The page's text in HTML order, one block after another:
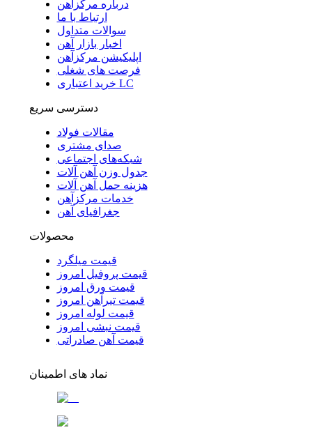
درباره مرکزآهن
ارتباط با ما
سوالات متداول
اخبار بازار آهن
اپلیکیشن مرکزآهن
فرصت های شغلی
خرید اعتباری LC
دسترسی سریع
مقالات فولاد
صدای مشتری
شبکه‌های اجتماعی
جدول وزن آهن آلات
هزینه حمل آهن آلات
خدمات مرکزآهن
جغرافیای آهن
محصولات
قیمت میلگرد
قیمت پروفیل امروز
قیمت ورق امروز
قیمت تیرآهن امروز
قیمت لوله امروز
قیمت نبشی امروز
قیمت آهن صادراتی
نماد های اطمینان